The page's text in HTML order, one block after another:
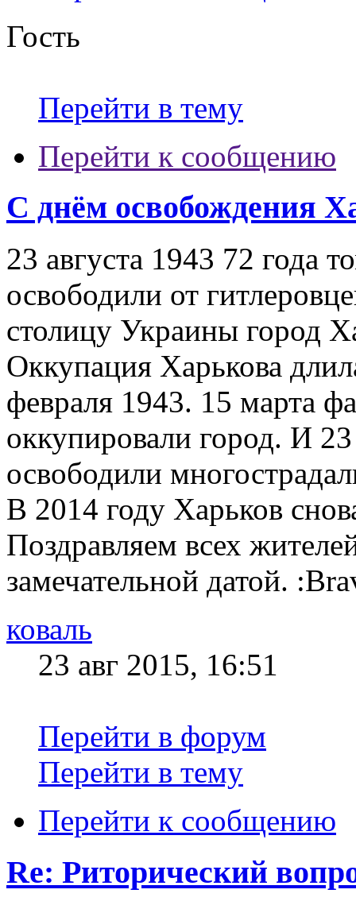
Гость
Перейти в тему
Перейти к сообщению
С днём освобождения
23 августа 1943 72 года
освободили от
столицу Украины город
Оккупация Харькова
февраля 1943. 15 марта
оккупировали город. И
освободили
В 2014 году Харьков
Поздравляем всех
замечательной датой.
коваль
23 авг 2015, 16:51
Перейти в форум
Перейти в тему
Перейти к сообщению
Re: Риторический